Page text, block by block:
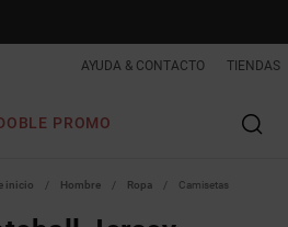
AYUDA & CONTACTO TIENDAS
PROMO
inicio Hombre Ropa Camisetas